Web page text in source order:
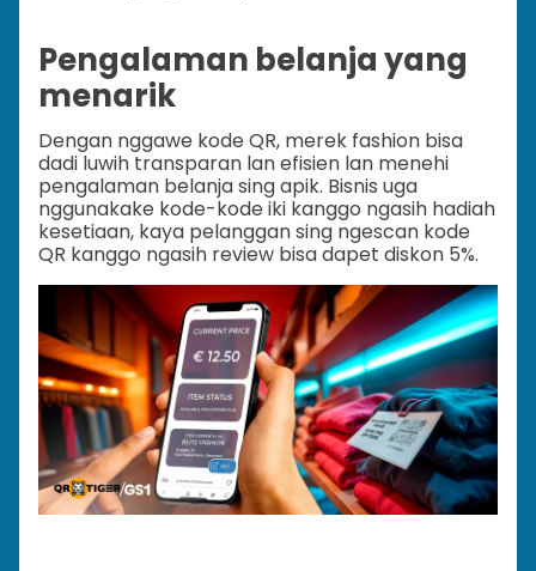
Pengalaman belanja yang
menarik
Dengan nggawe kode QR, merek fashion bisa
dadi luwih transparan lan efisien lan menehi
pengalaman belanja sing apik. Bisnis uga
nggunakake kode-kode iki kanggo ngasih hadiah
kesetiaan, kaya pelanggan sing ngescan kode
QR kanggo ngasih review bisa dapet diskon 5%.